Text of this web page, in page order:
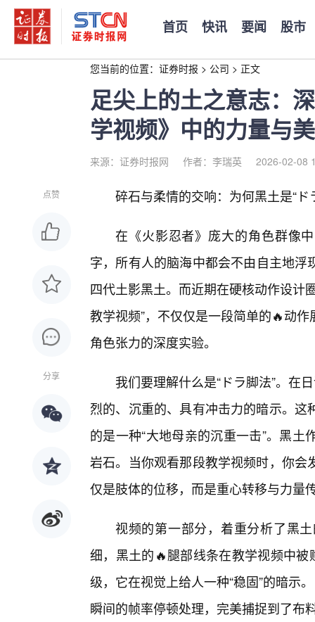
首页 快讯 要闻 股市
您当前的位置： 证券时报 > 公司 > 正文
足尖上的土之意志：
学视频》中的力量与
来源：证券时报网 作者：李瑞英 2026-02-08
点赞
分享
碎石与柔情的交响：为何黑土是“ド
在《火影忍者》庞大的角色群像
字，所有人的脑海中都会不由自主地
四代土影黑土。而近期在硬核动作设计
教学视频”，不仅仅是一段简单的🔥动
角色张力的深度实验。
我们要理解什么是“ドラ脚法”。在
烈的、沉重的、具有冲击力的暗示。
的是一种“大地母亲的沉重一击”。黑
岩石。当你观看那段教学视频时，你
仅是肢体的位移，而是重心转移与力量
视频的第一部分，着重分析了黑
细，黑土的🔥腿部线条在教学视频中
级，它在视觉上给人一种“稳固”的暗示
瞬间的帧率停顿处理，完美捕捉到了布